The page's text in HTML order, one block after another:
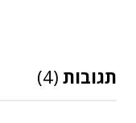
תגובות (4)